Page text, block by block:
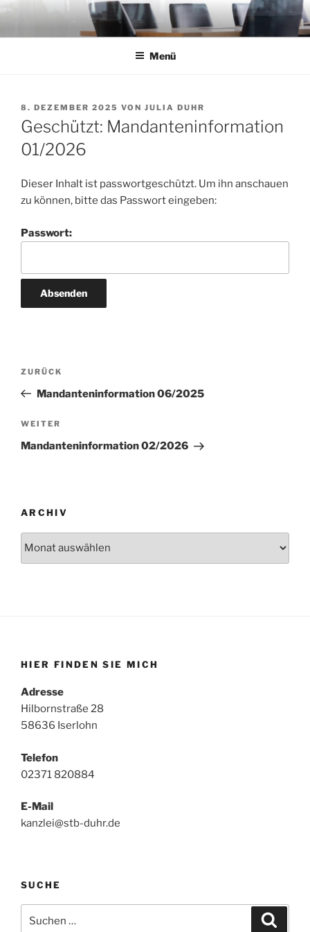
Zum
springen
Menü
VERÖFFENTLICHT
AM
8. DEZEMBER 2025 VON JULIA DUHR
Geschützt: Mandanteninformation
01/2026
Dieser Inhalt ist passwortgeschützt. Um ihn anschauen
zu können, bitte das Passwort eingeben:
Passwort:
Beitragsnavigation
Vorheriger
Beitrag
ZURÜCK
Mandanteninformation 06/2025
Nächster
Beitrag
WEITER
Mandanteninformation 02/2026
ARCHIV
HIER FINDEN SIE MICH
Adresse
Hilbornstraße 28
58636 Iserlohn
Telefon
02371 820884
E-Mail
kanzlei@stb-duhr.de
SUCHE
nach: